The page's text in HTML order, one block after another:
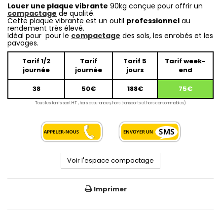
Louer une plaque vibrante 90kg conçue pour offrir un
compactage de qualité.
Cette plaque vibrante est un outil professionnel au
rendement très élevé.
Idéal pour pour le compactage des sols, les enrobés et les
pavages.
Tarif 1/2
journée
Tarif
journée
Tarif 5
jours
Tarif week-
end
38
50€ 188€ 75€
Tous les tarifs sont HT , hors assurances, hors transports et hors consommables)
Voir l'espace compactage
Imprimer